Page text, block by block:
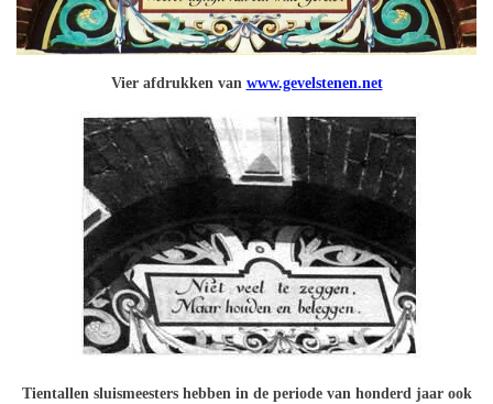
Vier afdrukken van www.gevelstenen.net
Tientallen sluismeesters hebben in de periode van honderd jaar ook